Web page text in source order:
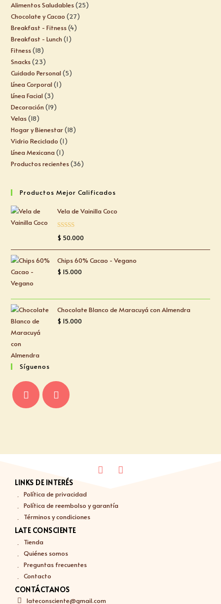
Alimentos Saludables 25
Chocolate y Cacao 27
Breakfast - Fitness 4
Breakfast - Lunch 1
Fitness 18
Snacks 23
Cuidado Personal 5
Línea Corporal 1
Línea Facial 3
Decoración 19
Velas 18
Hogar y Bienestar 18
Vidrio Reciclado 1
Línea Mexicana 1
Productos recientes 36
Productos Mejor Calificados
Vela de Vainilla Coco
Valorado
$ 50.000
Chips 60% Cacao - Vegano
$ 15.000
Chocolate Blanco de Maracuyá con Almendra
$ 15.000
Síguenos
LINKS DE INTERÉS
Política de privacidad
Política de reembolso y garantía
Términos y condiciones
LATE CONSCIENTE
Tienda
Quiénes somos
Preguntas frecuentes
Contacto
CONTÁCTANOS
lateconsciente@gmail.com